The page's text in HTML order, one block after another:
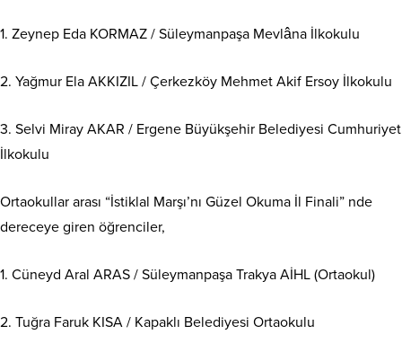
1. Zeynep Eda KORMAZ / Süleymanpaşa Mevlâna İlkokulu
2. Yağmur Ela AKKIZIL / Çerkezköy Mehmet Akif Ersoy İlkokulu
3. Selvi Miray AKAR / Ergene Büyükşehir Belediyesi Cumhuriyet
İlkokulu
Ortaokullar arası “İstiklal Marşı’nı Güzel Okuma İl Finali” nde
dereceye giren öğrenciler,
1. Cüneyd Aral ARAS / Süleymanpaşa Trakya AİHL (Ortaokul)
2. Tuğra Faruk KISA / Kapaklı Belediyesi Ortaokulu